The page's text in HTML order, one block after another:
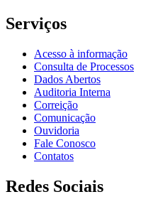
Serviços
Acesso à informação
Consulta de Processos
Dados Abertos
Auditoria Interna
Correição
Comunicação
Ouvidoria
Fale Conosco
Contatos
Redes Sociais